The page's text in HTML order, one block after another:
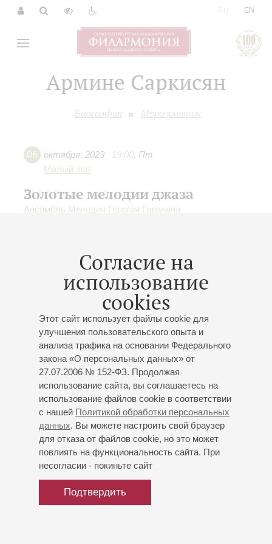
EN
Армине Саркисян
Биография Мероприятия
Согласие на
использование
cookies
Этот сайт использует файлы cookie для
улучшения пользовательского опыта и
анализа трафика на основании Федерального
закона «О персональных данных» от
27.07.2006 № 152-ФЗ. Продолжая
использование сайта, вы соглашаетесь на
использование файлов cookie в соответствии
с нашей Политикой обработки персональных
данных. Вы можете настроить свой браузер
для отказа от файлов cookie, но это может
повлиять на функциональность сайта. При
несогласии - покиньте сайт
Подтвердить
06 октября, 2023 19:00, Пт
Малый зал
Золотые мелодии джаза
Ансамбль Мелодия Георгия Гараняна